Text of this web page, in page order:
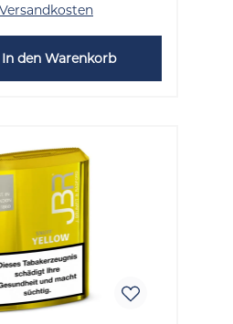
In den Warenkorb